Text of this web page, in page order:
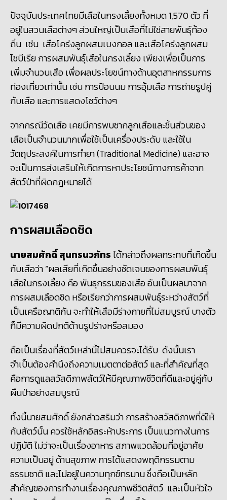
ปัจจุบันประเทศไทยมีเสือในกรงเลี้ยงทั้งหมด 1,570 ตัว ที่
อยู่ในสวนเสือต่างๆ ส่วนใหญ่เป็นเสือที่ไม่ใช่สายพันธุ์ท้อง
ถิ่น เช่น เสือโคร่งลูกผสมเบงกอล และเสือโคร่งลูกผสม
ไซบีเรีย การผสมพันธุ์เสือในกรงเลี้ยง เพียงเพื่อเป็นการ
เพิ่มจำนวนเสือ เพื่อผลประโยชน์ทางด้านอุตสาหกรรมการ
ท่องเที่ยวเท่านั้น เช่น การป้อนนม การอุ้มเสือ การถ่ายรูปคู่
กับเสือ และการแสดงโชว์ต่างๆ
จากกรณีวัดเสือ เคยมีการพบซากลูกเสือและชิ้นส่วนของ
เสือเป็นจำนวนมากเพื่อใช้เป็นเครื่องประดับ และใช้ใน
วัตถุประสงค์ในการทำยา (Traditional Medicine) และอาจ
จะเป็นการส่งเสริมให้เกิดการหาประโยชน์ทางการค้าจาก
สัตว์ป่าที่ผิดกฎหมายได้
การผสมเลือดชิด
นายสมศักดิ์ สุนทรนวภัทรได้กล่าวถึงผลกระทบที่เกิดขึ้น
กับเสือว่า “ผลเสียที่เกิดขึ้นอย่างชัดเจนของการผสมพันธุ์
เสือในกรงเลี้ยง คือ พันธุกรรมของเสือ อันเป็นผลมาจาก
การผสมเลือดชิด หรือเรียกว่าการผสมพันธุ์ระหว่างสัตว์ที่
เป็นเครือญาติกัน จะทำให้เสือมีร่างกายที่ไม่สมบูรณ์ บางตัว
ก็มีความผิดปกติด้านรูปร่างหรือสมอง
ถือเป็นเรื่องที่สัตว์เหล่านี้ไม่สมควรจะได้รับ ดังนั้นเรา
จำเป็นต้องคำนึงถึงความเมตตาต่อสัตว์ และที่สำคัญที่สุด
คือการดูแลสวัสดิภาพสัตว์ให้มีคุณภาพชีวิตที่ดีและอยู่คู่กับ
ผืนป่าอย่างสมบูรณ์
ทั้งนี้นายสมศักดิ์ ยังกล่าวสริมว่า การสร้างสวัสดิภาพที่ดีให้
กับสัตว์นั้น ควรใช้หลักอิสระห้าประการ เป็นแนวทางในการ
ปฏิบัติ ไม่ว่าจะเป็นเรื่องอาหาร สภาพแวดล้อมที่อยู่อาศัย
ความเป็นอยู่ ด้านสุขภาพ การได้แสดงพฤติกรรมตาม
ธรรมชาติ และไม่อยู่ในความทุกข์ทรมาน ซึ่งถือเป็นหลัก
สำคัญของการทำงานเรื่องคุณภาพชีวิตสัตว์ และเป็นหัวใจ